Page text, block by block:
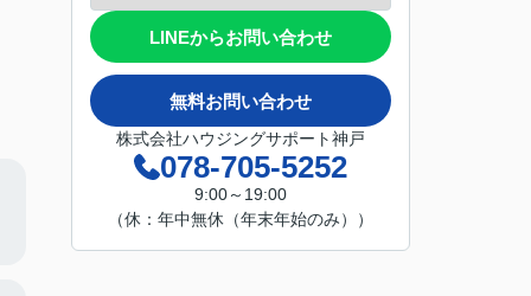
LINEからお問い合わせ
無料お問い合わせ
株式会社ハウジングサポート神戸
078-705-5252
9:00～19:00
（休：年中無休（年末年始のみ））